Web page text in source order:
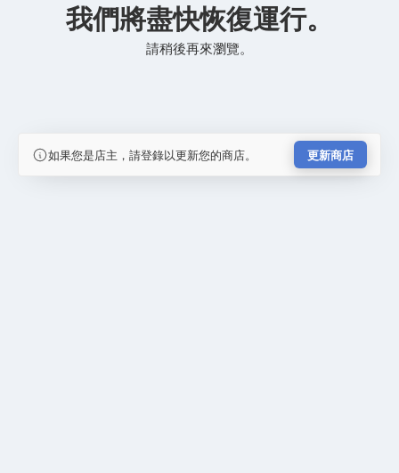
我們將盡快恢復運行。
請稍後再來瀏覽。
如果您是店主，請登錄以更新您的商店。 更新商店